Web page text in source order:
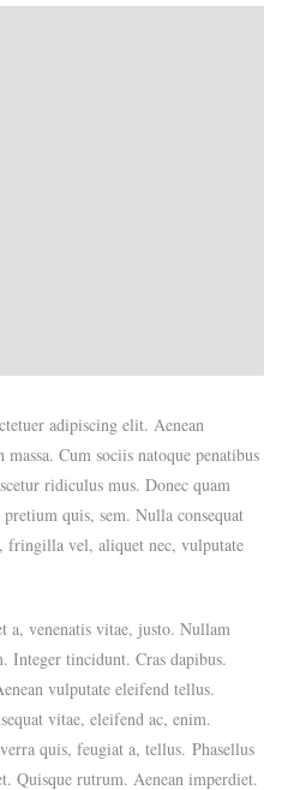
adipiscing elit. Aenean
Cum sociis natoque penatibus
ridiculus mus. Donec quam
quis, sem. Nulla consequat
fringilla vel, aliquet nec, vulputate
a, venenatis vitae, justo. Nullam
Integer tincidunt. Cras dapibus.
vulputate eleifend tellus.
vitae, eleifend ac, enim.
quis, feugiat a, tellus. Phasellus
Quisque rutrum. Aenean imperdiet.